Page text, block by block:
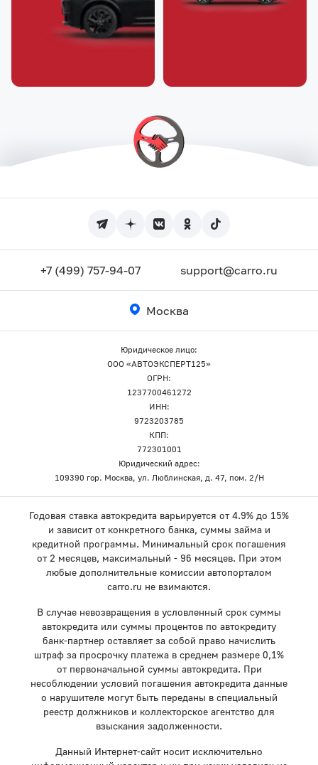
+7 (499) 757-94-07 support@carro.ru
Москва
Юридическое лицо:
ООО «АВТОЭКСПЕРТ125»
ОГРН:
1237700461272
ИНН:
9723203785
КПП:
772301001
Юридический адрес:
109390 гор. Москва, ул. Люблинская, д. 47, пом. 2/Н
Годовая ставка автокредита варьируется от 4.9% до 15%
и зависит от конкретного банка, суммы займа и
кредитной программы. Минимальный срок погашения
от 2 месяцев, максимальный - 96 месяцев. При этом
любые дополнительные комиссии автопорталом
carro.ru не взимаются.
В случае невозвращения в условленный срок суммы
автокредита или суммы процентов по автокредиту
банк-партнер оставляет за собой право начислить
штраф за просрочку платежа в среднем размере 0,1%
от первоначальной суммы автокредита. При
несоблюдении условий погашения автокредита данные
о нарушителе могут быть переданы в специальный
реестр должников и коллекторское агентство для
взыскания задолженности.
Данный Интернет-сайт носит исключительно